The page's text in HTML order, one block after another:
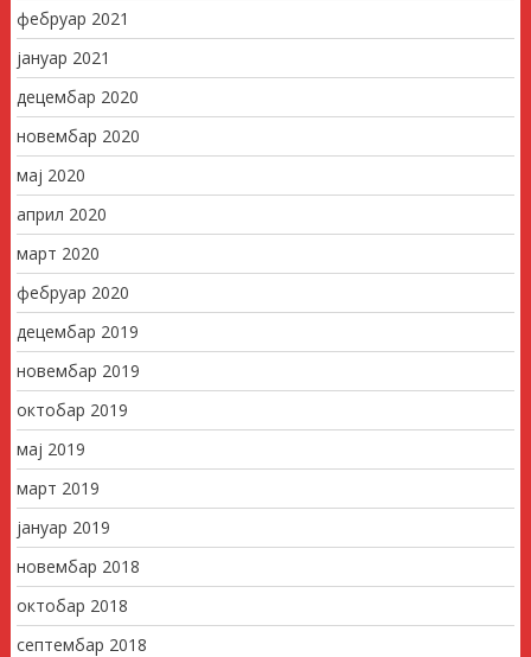
фебруар 2021
јануар 2021
децембар 2020
новембар 2020
мај 2020
април 2020
март 2020
фебруар 2020
децембар 2019
новембар 2019
октобар 2019
мај 2019
март 2019
јануар 2019
новембар 2018
октобар 2018
септембар 2018